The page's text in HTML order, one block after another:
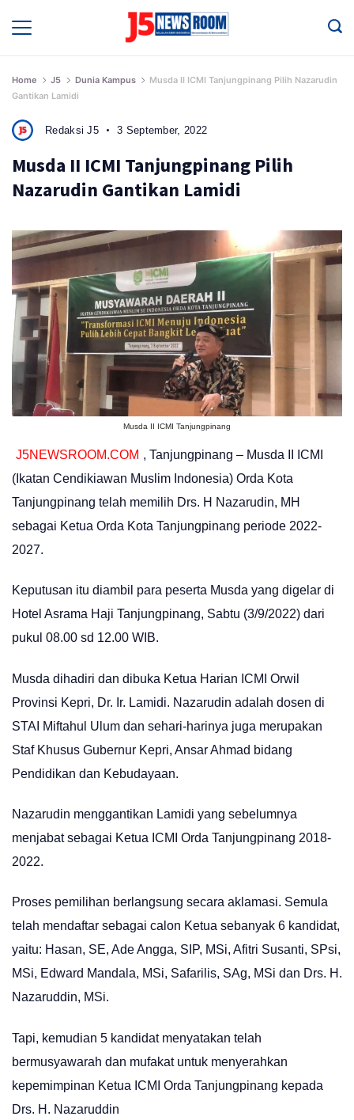
Home J5 Dunia Kampus
Musda II ICMI Tanjungpinang Pilih Nazarudin
Gantikan Lamidi
Redaksi J5 3 September, 2022
Musda II ICMI Tanjungpinang Pilih
Nazarudin Gantikan Lamidi
Musda II ICMI Tanjungpinang
J5NEWSROOM.COM , Tanjungpinang – Musda II ICMI
(Ikatan Cendikiawan Muslim Indonesia) Orda Kota
Tanjungpinang telah memilih Drs. H Nazarudin, MH
sebagai Ketua Orda Kota Tanjungpinang periode 2022-
2027.
Keputusan itu diambil para peserta Musda yang digelar di
Hotel Asrama Haji Tanjungpinang, Sabtu (3/9/2022) dari
pukul 08.00 sd 12.00 WIB.
Musda dihadiri dan dibuka Ketua Harian ICMI Orwil
Provinsi Kepri, Dr. Ir. Lamidi. Nazarudin adalah dosen di
STAI Miftahul Ulum dan sehari-harinya juga merupakan
Staf Khusus Gubernur Kepri, Ansar Ahmad bidang
Pendidikan dan Kebudayaan.
Nazarudin menggantikan Lamidi yang sebelumnya
menjabat sebagai Ketua ICMI Orda Tanjungpinang 2018-
2022.
Proses pemilihan berlangsung secara aklamasi. Semula
telah mendaftar sebagai calon Ketua sebanyak 6 kandidat,
yaitu: Hasan, SE, Ade Angga, SIP, MSi, Afitri Susanti, SPsi,
MSi, Edward Mandala, MSi, Safarilis, SAg, MSi dan Drs. H.
Nazaruddin, MSi.
Tapi, kemudian 5 kandidat menyatakan telah
bermusyawarah dan mufakat untuk menyerahkan
kepemimpinan Ketua ICMI Orda Tanjungpinang kepada
Drs. H. Nazaruddin